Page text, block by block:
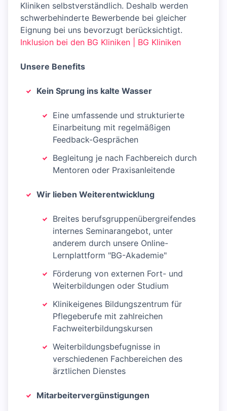
Kliniken selbstverständlich. Deshalb werden
schwerbehinderte Bewerbende bei gleicher
Eignung bei uns bevorzugt berücksichtigt.
Inklusion bei den BG Kliniken | BG Kliniken
Unsere Benefits
Kein Sprung ins kalte Wasser
Eine umfassende und strukturierte
Einarbeitung mit regelmäßigen
Feedback-Gesprächen
Begleitung je nach Fachbereich durch
Mentoren oder Praxisanleitende
Wir lieben Weiterentwicklung
Breites berufsgruppenübergreifendes
internes Seminarangebot, unter
anderem durch unsere Online-
Lernplattform "BG-Akademie"
Förderung von externen Fort- und
Weiterbildungen oder Studium
Klinikeigenes Bildungszentrum für
Pflegeberufe mit zahlreichen
Fachweiterbildungskursen
Weiterbildungsbefugnisse in
verschiedenen Fachbereichen des
ärztlichen Dienstes
Mitarbeitervergünstigungen